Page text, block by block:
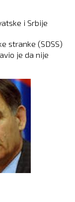
i Srbije
stranke (SDSS)
je da nije